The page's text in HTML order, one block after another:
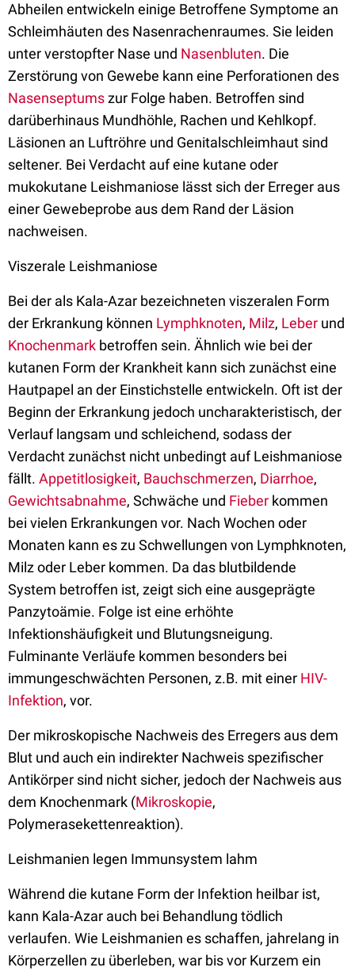
Abheilen entwickeln einige Betroffene Symptome an
Schleimhäuten des Nasenrachenraumes. Sie leiden
unter verstopfter Nase und Nasenbluten. Die
Zerstörung von Gewebe kann eine Perforationen des
Nasenseptumszur Folge haben. Betroffen sind
darüberhinaus Mundhöhle, Rachen und Kehlkopf.
Läsionen an Luftröhre und Genitalschleimhaut sind
seltener. Bei Verdacht auf eine kutane oder
mukokutane Leishmaniose lässt sich der Erreger aus
einer Gewebeprobe aus dem Rand der Läsion
nachweisen.
Viszerale Leishmaniose
Bei der als Kala-Azar bezeichneten viszeralen Form
der Erkrankung können Lymphknoten, Milz, Leber und
Knochenmark betroffen sein. Ähnlich wie bei der
kutanen Form der Krankheit kann sich zunächst eine
Hautpapel an der Einstichstelle entwickeln. Oft ist der
Beginn der Erkrankung jedoch uncharakteristisch, der
Verlauf langsam und schleichend, sodass der
Verdacht zunächst nicht unbedingt auf Leishmaniose
fällt. Appetitlosigkeit, Bauchschmerzen, Diarrhoe,
Gewichtsabnahme, Schwäche und Fieber kommen
bei vielen Erkrankungen vor. Nach Wochen oder
Monaten kann es zu Schwellungen von Lymphknoten,
Milz oder Leber kommen. Da das blutbildende
System betroffen ist, zeigt sich eine ausgeprägte
Panzytoämie. Folge ist eine erhöhte
Infektionshäufigkeit und Blutungsneigung.
Fulminante Verläufe kommen besonders bei
immungeschwächten Personen, z.B. mit einer HIV-
Infektion, vor.
Der mikroskopische Nachweis des Erregers aus dem
Blut und auch ein indirekter Nachweis spezifischer
Antikörper sind nicht sicher, jedoch der Nachweis aus
dem Knochenmark (Mikroskopie,
Polymerasekettenreaktion).
Leishmanien legen Immunsystem lahm
Während die kutane Form der Infektion heilbar ist,
kann Kala-Azar auch bei Behandlung tödlich
verlaufen. Wie Leishmanien es schaffen, jahrelang in
Körperzellen zu überleben, war bis vor Kurzem ein